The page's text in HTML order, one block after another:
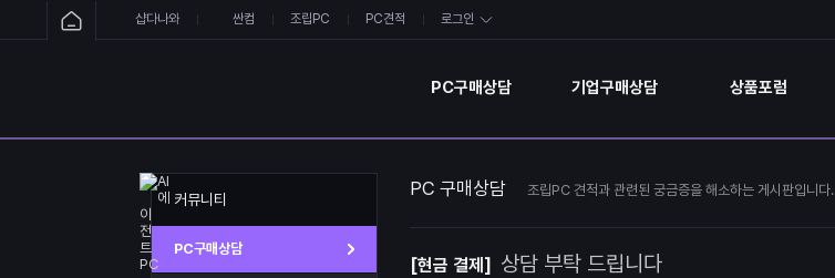
샵다나와 싼컴 조립PC PC견적 로그인
PC구매상담 기업구매상담 상품포럼
커뮤니티
PC구매상담
PC 구매상담 조립PC 견적과 관련된 궁금증을 해소하는 게시판입니다.
[현금 결제] 상담 부탁 드립니다